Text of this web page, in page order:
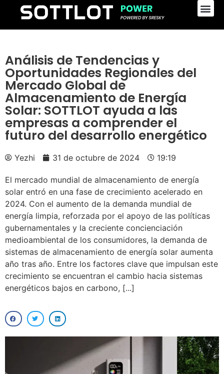
Análisis de Tendencias y
Oportunidades Regionales del
Mercado Global de
Almacenamiento de Energía
Solar: SOTTLOT ayuda a las
empresas a comprender el
futuro del desarrollo energético
Yezhi 31 de octubre de 2024 19:19
El mercado mundial de almacenamiento de energía
solar entró en una fase de crecimiento acelerado en
2024. Con el aumento de la demanda mundial de
energía limpia, reforzada por el apoyo de las políticas
gubernamentales y la creciente concienciación
medioambiental de los consumidores, la demanda de
sistemas de almacenamiento de energía solar aumenta
año tras año. Entre los factores clave que impulsan este
crecimiento se encuentran el cambio hacia sistemas
energéticos bajos en carbono, [...]